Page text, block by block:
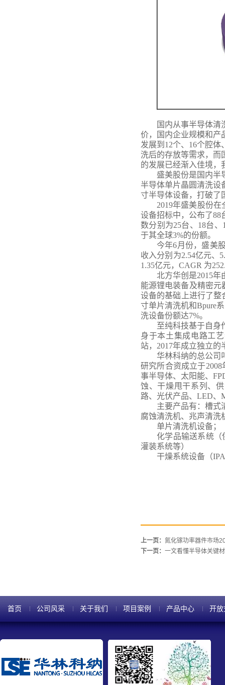
国内从事半导体清
价，国内企业规模和产
发展到 12个、16个腔
洗后的存放等需求，而
的发展已经渐入佳境，
盛美股份是国内半
半导体单片晶圆清洗设
寸半导体设备，打破了
2019年盛美股份
设备招标中，公布了88
数分别为25台、18台
于其全球3%的份额。
今年6月份，盛美
收入分别为2.54亿元、
1.35亿元，CAGR 为
北方华创是2015年
能源锂电装备及精密元
设备的基础上进行了整
寸单片清洗机和Bpure
洗设备份额达7%。
至纯科技基于自身
身于本土集成电路工
站，2017年成立独立
华林科纳的总公司
研究所合资成立于
事半导体、太阳能、
蚀、干燥甩干系列、
路、光伏产品、LED、
主要产品有：槽式
腐蚀清洗机、兆声清洗
单片清洗机设备；
化学品输送系统
灌装系统等）
干燥系统设备（
上一页： 氮化镓功率器件市场
下一页： 一文看懂半导体关键
首页 公司风采 关于我们 项目案例 产品中心 开放